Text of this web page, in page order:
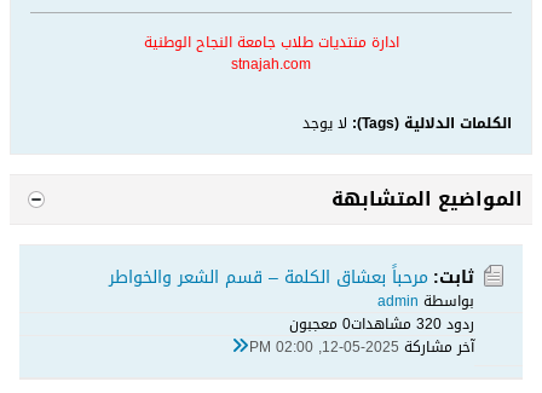
ادارة منتديات طلاب جامعة النجاح الوطنية
stnajah.com
الكلمات الدلالية (Tags): لا يوجد
المواضيع المتشابهة
ثابت: مرحباً بعشاق الكلمة – قسم الشعر والخواطر
بواسطة admin
ردود 0 32 مشاهدات
0 معجبون
آخر مشاركة 12-05-2025, 02:00 PM